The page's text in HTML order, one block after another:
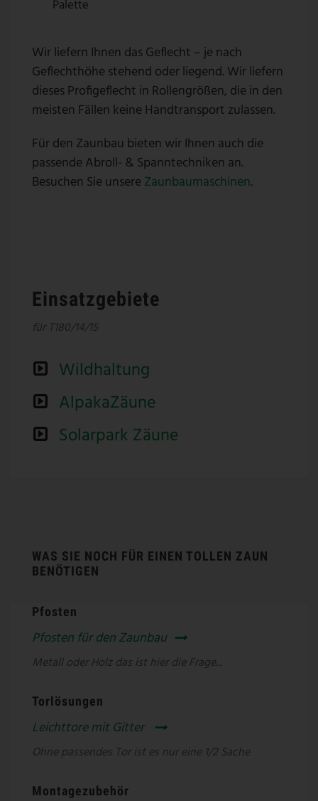
Palette
Wir liefern Ihnen das Geflecht – je nach
Geflechthöhe stehend oder liegend. Wir liefern
dieses Profigeflecht in Rollengrößen, die in den
meisten Fällen keine Handtransport zulassen.
Für den Zaunbau bieten wir Ihnen auch die
passende Abroll- & Spanntechniken an.
Besuchen Sie unsere Zaunbaumaschinen.
Einsatzgebiete
für T180/14/15
Wildhaltung
AlpakaZäune
Solarpark Zäune
WAS SIE NOCH FÜR EINEN TOLLEN ZAUN
BENÖTIGEN
Pfosten
Pfosten für den Zaunbau
Metall oder Holz das ist hier die Frage...
Torlösungen
Leichttore mit Gitter
Ohne passendes Tor ist es nur eine 1/2 Sache
Montagezubehör